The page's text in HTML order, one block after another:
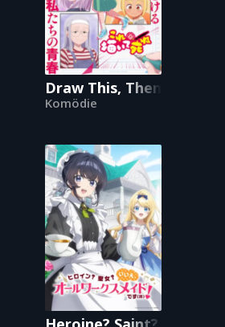
Draw This, Then Die!
Komödie
Villainess